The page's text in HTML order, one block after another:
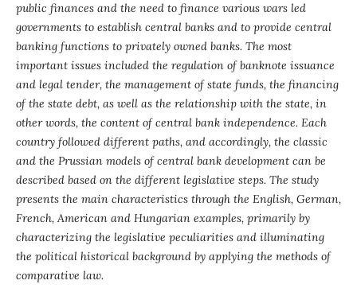
public finances and the need to finance various wars led
governments to establish central banks and to provide central
banking functions to privately owned banks. The most
important issues included the regulation of banknote issuance
and legal tender, the management of state funds, the financing
of the state debt, as well as the relationship with the state, in
other words, the content of central bank independence. Each
country followed different paths, and accordingly, the classic
and the Prussian models of central bank development can be
described based on the different legislative steps. The study
presents the main characteristics through the English, German,
French, American and Hungarian examples, primarily by
characterizing the legislative peculiarities and illuminating
the political historical background by applying the methods of
comparative law.